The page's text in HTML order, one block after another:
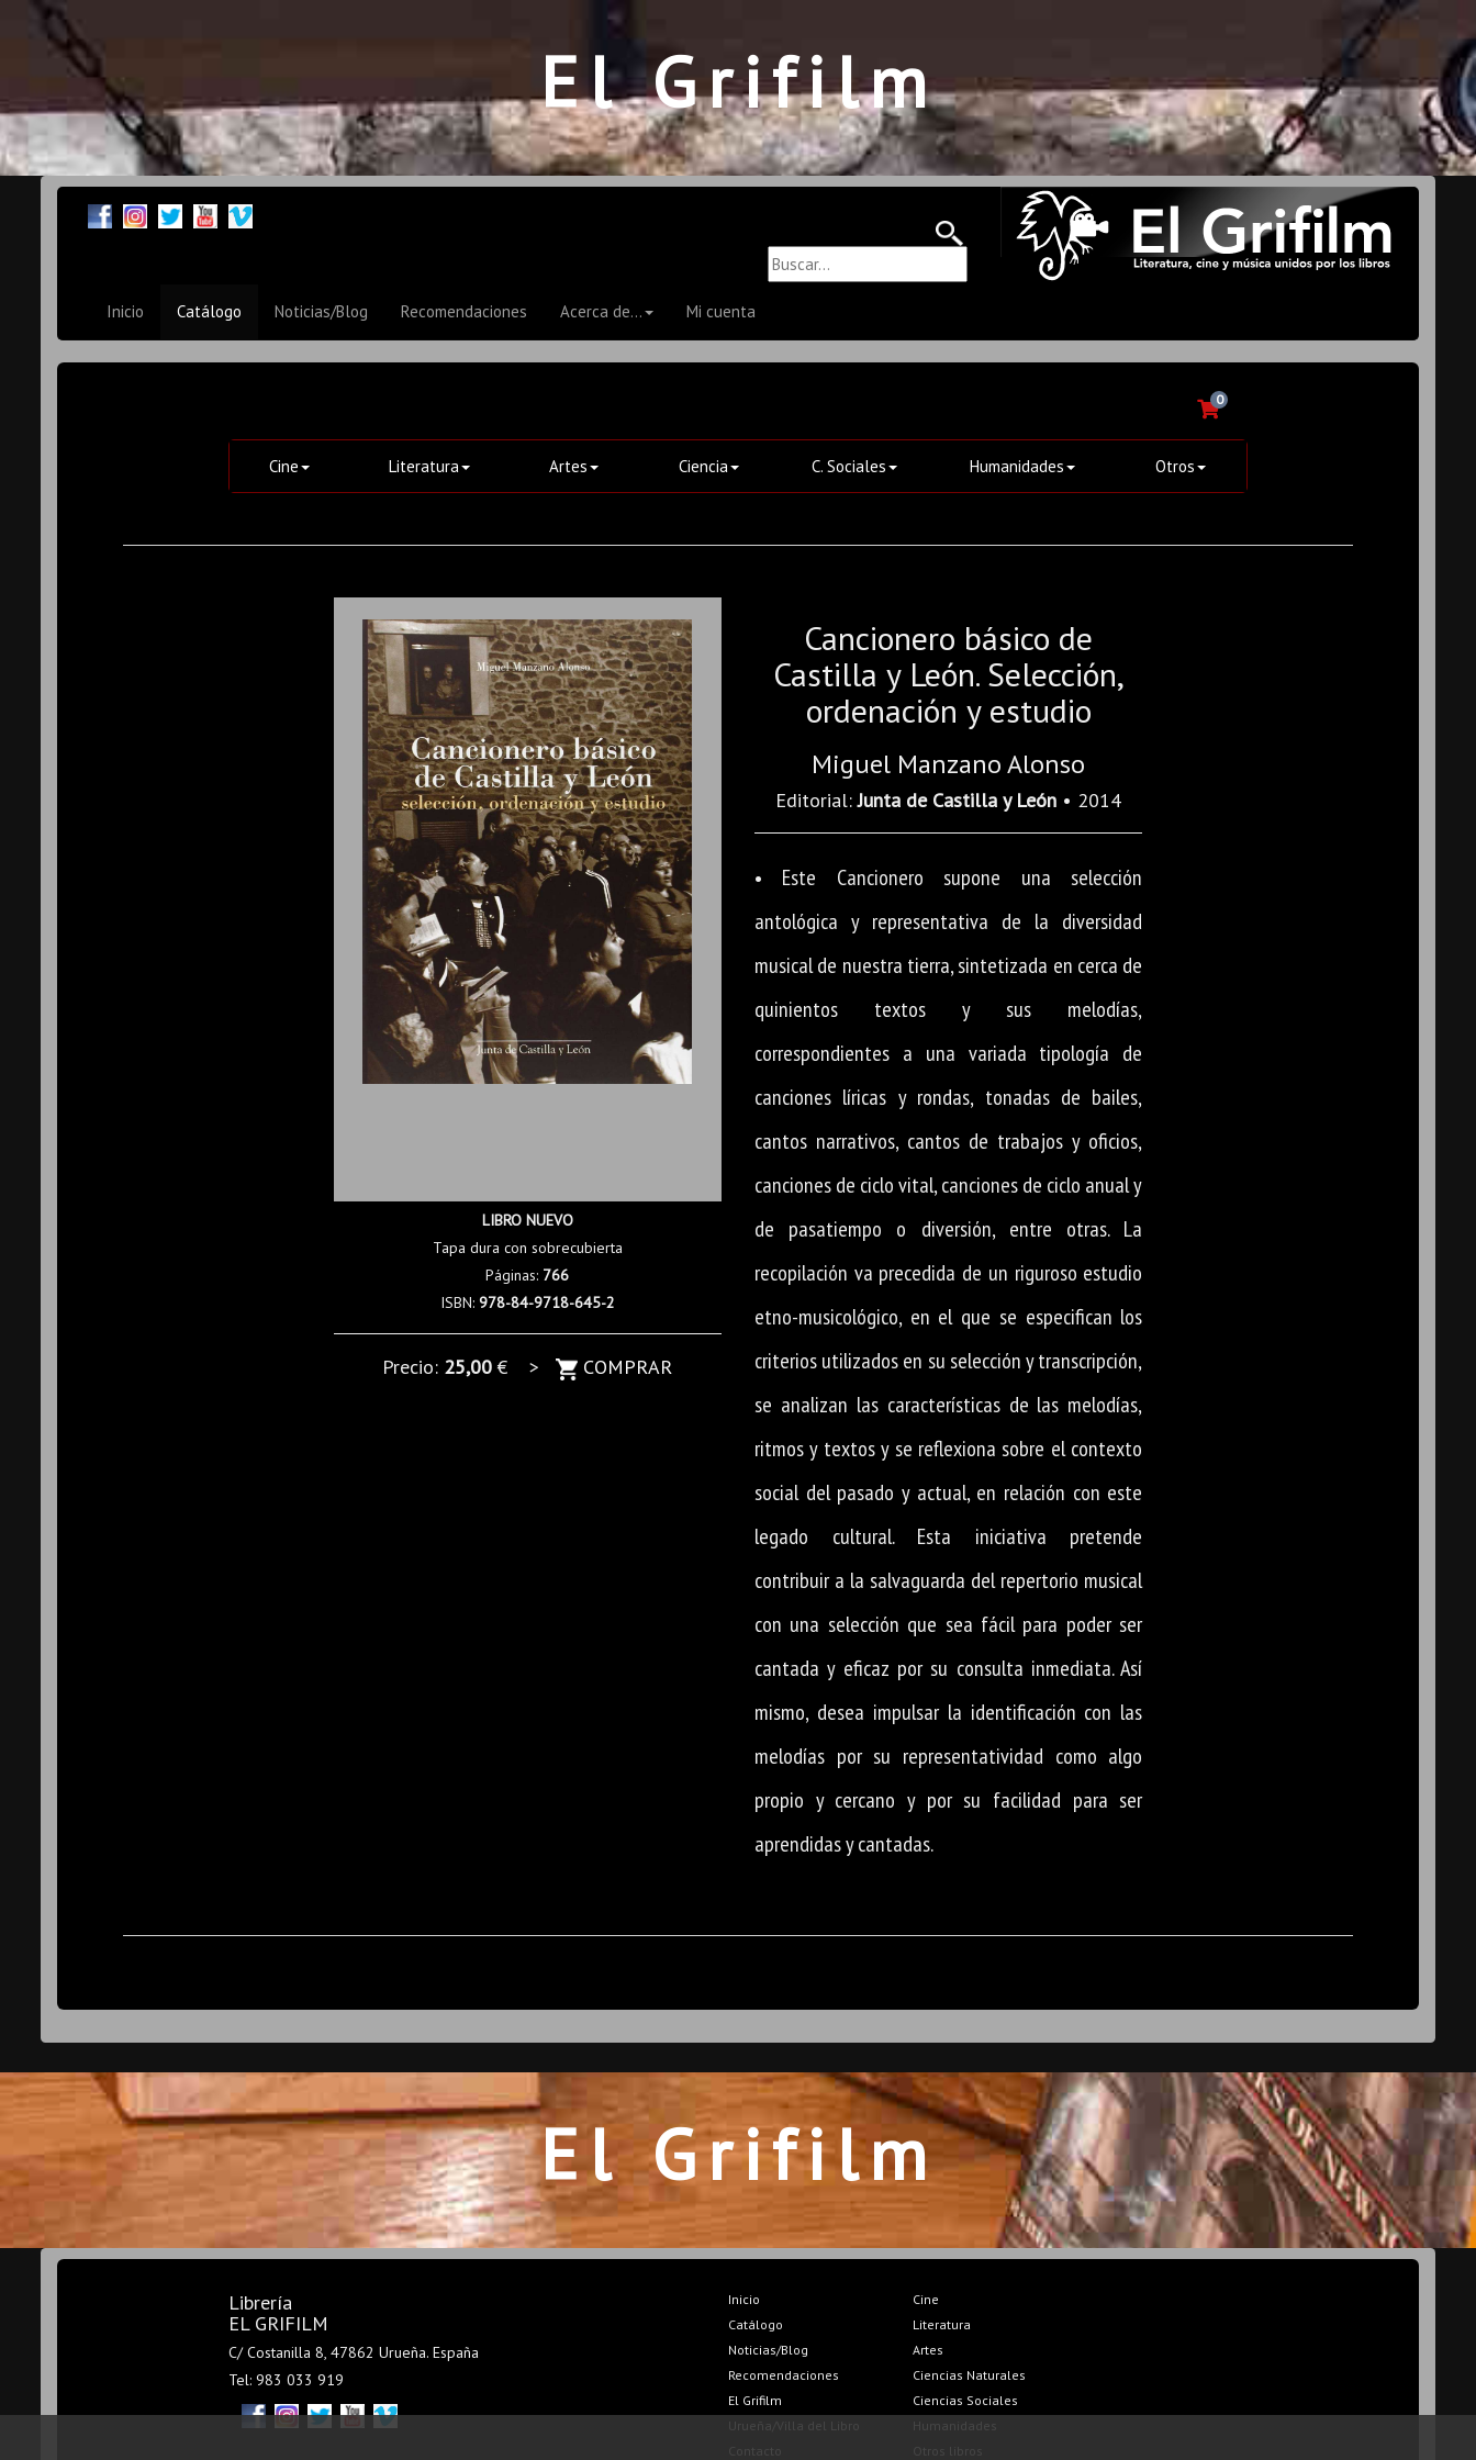
El Grifilm
Inicio Catálogo Noticias/Blog Recomendaciones Acerca de... Mi cuenta
0
Cine Literatura Artes Ciencia C. Sociales Humanidades Otros
LIBRO NUEVO
Tapa dura con sobrecubierta
Páginas: 766
ISBN: 978-84-9718-645-2
Precio: 25,00€ > COMPRAR
Cancionero básico de
Castilla y León. Selección,
ordenación y estudio
Miguel Manzano Alonso
Editorial:Junta de Castilla y León • 2014
• Este Cancionero supone una selección
antológica y representativa de la diversidad
musical de nuestra tierra, sintetizada en cerca de
quinientos textos y sus melodías,
correspondientes a una variada tipología de
canciones líricas y rondas, tonadas de bailes,
cantos narrativos, cantos de trabajos y oficios,
canciones de ciclo vital, canciones de ciclo anual y
de pasatiempo o diversión, entre otras. La
recopilación va precedida de un riguroso estudio
etno-musicológico, en el que se especifican los
criterios utilizados en su selección y transcripción,
se analizan las características de las melodías,
ritmos y textos y se reflexiona sobre el contexto
social del pasado y actual, en relación con este
legado cultural. Esta iniciativa pretende
contribuir a la salvaguarda del repertorio musical
con una selección que sea fácil para poder ser
cantada y eficaz por su consulta inmediata. Así
mismo, desea impulsar la identificación con las
melodías por su representatividad como algo
propio y cercano y por su facilidad para ser
aprendidas y cantadas.
El Grifilm
Librería
EL GRIFILM
C/ Costanilla 8, 47862 Urueña. España
Tel: 983 033 919
Inicio
Catálogo
Noticias/Blog
Recomendaciones
El Grifilm
Urueña/Villa del Libro
Contacto
Cine
Literatura
Artes
Ciencias Naturales
Ciencias Sociales
Humanidades
Otros libros